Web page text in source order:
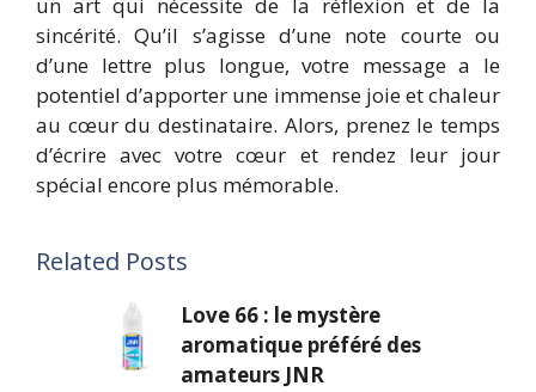
sincérité. Qu’il s’agisse d’une note courte ou
d’une lettre plus longue, votre message a le
potentiel d’apporter une immense joie et chaleur
au cœur du destinataire. Alors, prenez le temps
d’écrire avec votre cœur et rendez leur jour
spécial encore plus mémorable.
Related Posts
Love 66 : le mystère
aromatique préféré des
amateurs JNR